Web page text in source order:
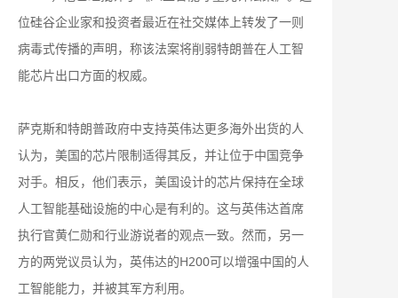
位硅谷企业家和投资者最近在社交媒体上转发了一则
病毒式传播的声明，称该法案将削弱特朗普在人工智
能芯片出口方面的权威。
萨克斯和特朗普政府中支持英伟达更多海外出货的人
认为，美国的芯片限制适得其反，并让位于中国竞争
对手。相反，他们表示，美国设计的芯片保持在全球
人工智能基础设施的中心是有利的。这与英伟达首席
执行官黄仁勋和行业游说者的观点一致。然而，另一
方的两党议员认为，英伟达的H200可以增强中国的人
工智能能力，并被其军方利用。